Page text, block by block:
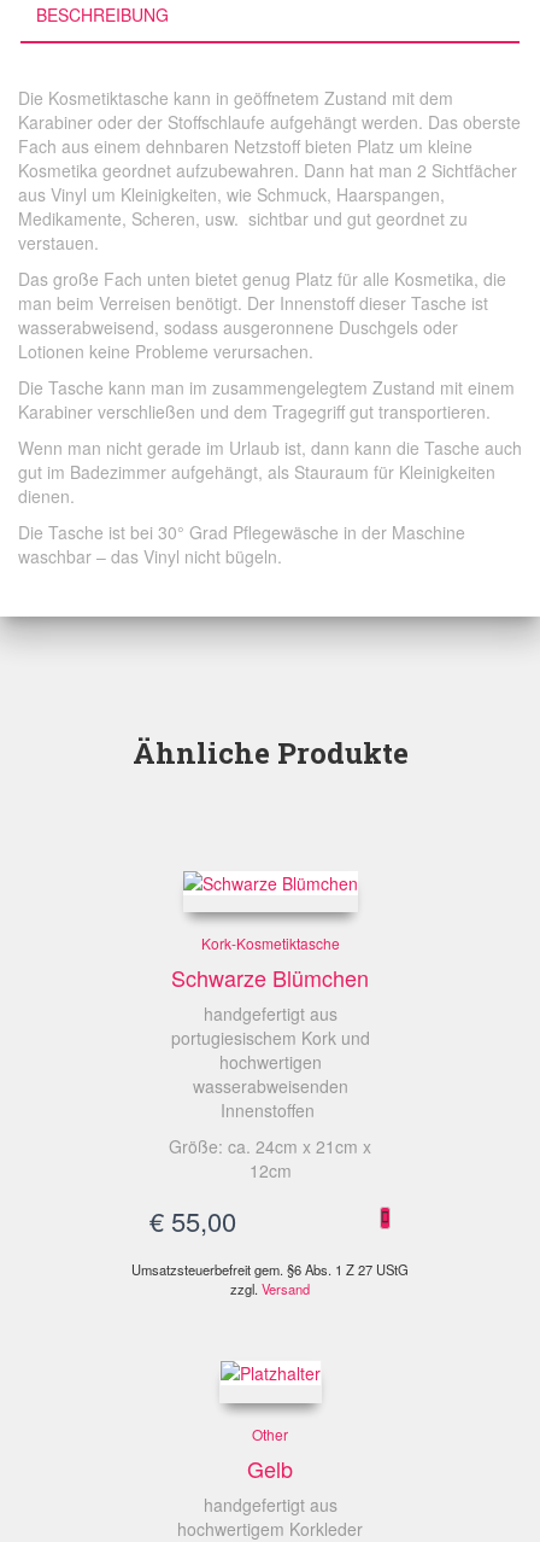
BESCHREIBUNG
Die Kosmetiktasche kann in geöffnetem Zustand mit dem
Karabiner oder der Stoffschlaufe aufgehängt werden. Das oberste
Fach aus einem dehnbaren Netzstoff bieten Platz um kleine
Kosmetika geordnet aufzubewahren. Dann hat man 2 Sichtfächer
aus Vinyl um Kleinigkeiten, wie Schmuck, Haarspangen,
Medikamente, Scheren, usw. sichtbar und gut geordnet zu
verstauen.
Das große Fach unten bietet genug Platz für alle Kosmetika, die
man beim Verreisen benötigt. Der Innenstoff dieser Tasche ist
wasserabweisend, sodass ausgeronnene Duschgels oder
Lotionen keine Probleme verursachen.
Die Tasche kann man im zusammengelegtem Zustand mit einem
Karabiner verschließen und dem Tragegriff gut transportieren.
Wenn man nicht gerade im Urlaub ist, dann kann die Tasche auch
gut im Badezimmer aufgehängt, als Stauraum für Kleinigkeiten
dienen.
Die Tasche ist bei 30° Grad Pflegewäsche in der Maschine
waschbar – das Vinyl nicht bügeln.
Ähnliche Produkte
Kork-Kosmetiktasche
Schwarze Blümchen
handgefertigt aus
portugiesischem Kork und
hochwertigen
wasserabweisenden
Innenstoffen
Größe: ca. 24cm x 21cm x
12cm
€ 55,00
Umsatzsteuerbefreit gem. §6 Abs. 1 Z 27 UStG
zzgl. Versand
Other
Gelb
handgefertigt aus
hochwertigem Korkleder